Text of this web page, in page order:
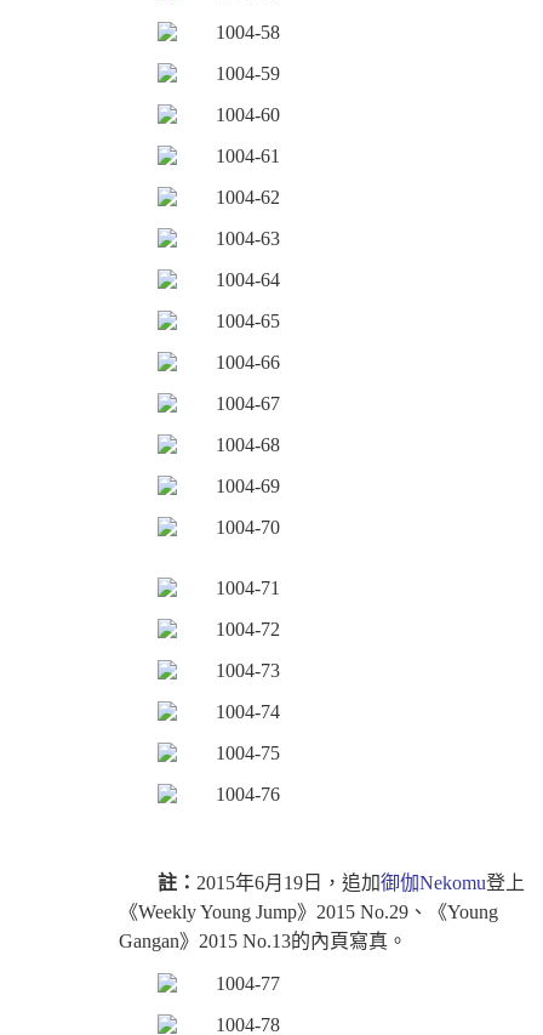
註： 2015年6月19日，追加御伽Nekomu登上
《Weekly Young Jump》2015 No.29、《Young
Gangan》2015 No.13的內頁寫真。